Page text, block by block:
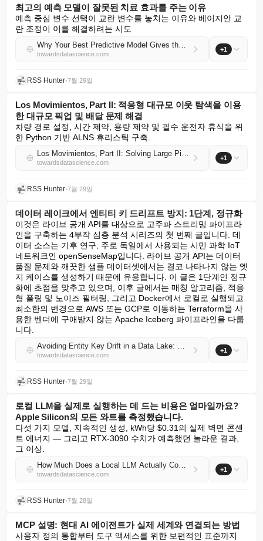
최고의 예측 모델이 잘못된 치료 효과를 주는 이유
예측 중심 변수 선택이 교란 변수를 놓치는 이유와 베이지안 교
란 조정이 이를 해결하려는 시도
Why Your Best Predictive Model Gives the Wrong Treatment Effect
towardsdatascience.com
+1
RSS Hunter•7월 29일
Los Movimientos, Part II: 적응형 대규모 이웃 탐색을 이용
한 대규모 픽업 및 배달 문제 해결
차량 경로 설정, 시간 제약, 용량 제약 및 필수 운전자 휴식을 위
한 Python 기반 ALNS 휴리스틱 구축.
Los Movimientos, Part II: Solving Large Pickup-and-Delivery Problems with Adaptive Large Neighborhood Search
towardsdatascience.com
+1
RSS Hunter•7월 29일
데이터 레이크에서 엔티티 키 드리프트 방지: 1단계, 정규화
이것은 라이브 공개 API를 대상으로 고주파 스트리밍 파이프라
인을 구축하는 4부작 심층 분석 시리즈의 첫 번째 글입니다. 데
이터 소스는 기후 연구, 주로 독일에서 사용되는 시민 과학 IoT
네트워크인 openSenseMap입니다. 라이브 공개 API는 데이터
품질 문제와 깨끗한 샘플 데이터셋에서는 결코 나타나지 않는 엣
지 케이스를 생성하기 때문에 유용합니다. 이 글은 1단계인 정규
화에 초점을 맞추고 있으며, 이후 글에서는 매칭 알고리즘, 적응
형 폴링 및 노이즈 필터링, 그리고 Docker에서 로컬로 실행되고
최소한의 변경으로 AWS 또는 GCP로 이동하는 Terraform을 사
용한 벤더에 구애받지 않는 Apache Iceberg 파이프라인을 다룹
니다.
Avoiding Entity Key Drift in a Data Lake: Step 1, Normalization
towardsdatascience.com
+1
RSS Hunter•7월 29일
로컬 LLM을 실제로 실행하는 데 드는 비용은 얼마일까요?
Apple Silicon의 모든 와트를 측정했습니다.
다섯 가지 모델, 지속적인 생성, kWh당 $0.31의 실제 벽면 콘센
트 에너지 — 그리고 RTX-3090 수치가 예측했던 놀라운 결과,
그 이상.
How Much Does a Local LLM Actually Cost to Run? I Measured Every Watt on Apple Silicon
towardsdatascience.com
+1
RSS Hunter•7월 28일
MCP 설명: 현대 AI 에이전트가 실제 세계와 연결되는 방법
사용자 정의 통합부터 도구 액세스를 위한 보편적인 표준까지